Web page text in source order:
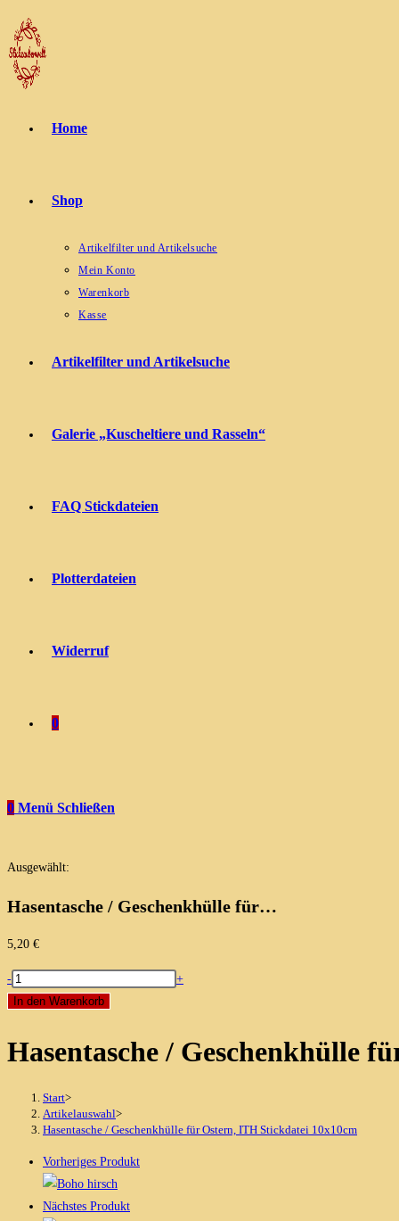
Zum
Inhalt
springen
Home
Shop
Artikelfilter und Artikelsuche
Mein Konto
Warenkorb
Kasse
Artikelfilter und Artikelsuche
Galerie „Kuscheltiere und Rasseln“
FAQ Stickdateien
Plotterdateien
Widerruf
0
0 Menü Schließen
Ausgewählt:
Hasentasche / Geschenkhülle für…
5,20 €
Hasentasche
für
Stickdatei
10x10cm
-
+
In den Warenkorb
Hasentasche / Geschenkhülle
Start>
Artikelauswahl>
Hasentasche / Geschenkhülle für Ostern, ITH Stickdatei 10x10cm
Vorheriges Produkt
Nächstes Produkt